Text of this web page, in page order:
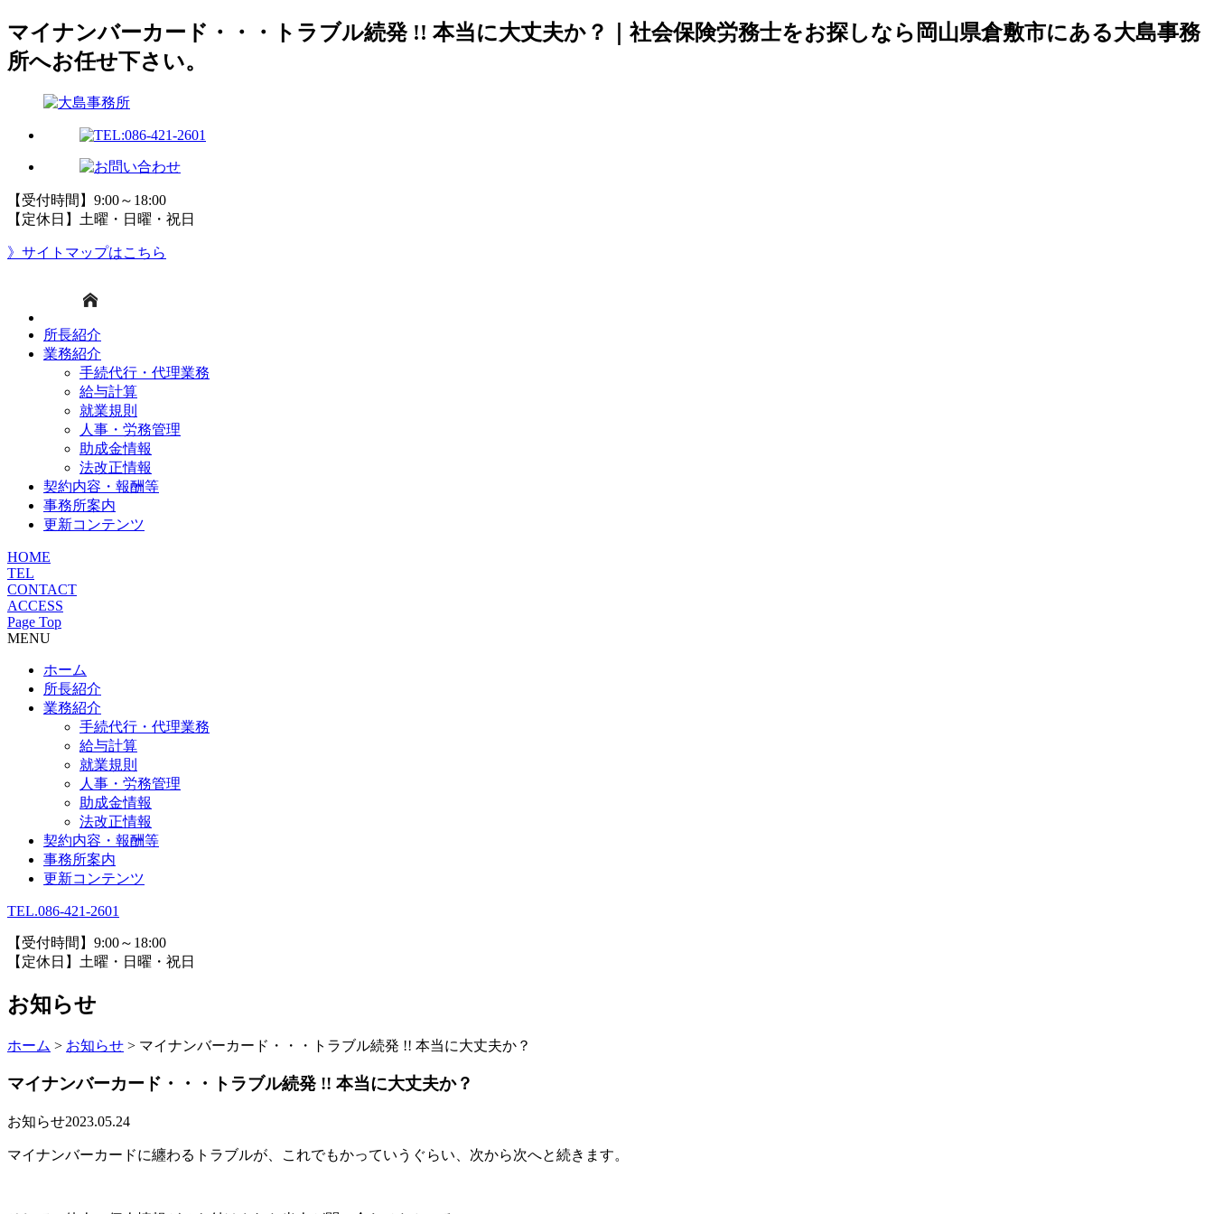
マイナンバーカード・・・トラブル続発 !! 本当に大丈夫か？｜社会保険労務士をお探しなら岡山県倉敷市にある大島事務
所へお任せ下さい。
【受付時間】9:00～18:00
【定休日】土曜・日曜・祝日
》サイトマップはこちら
所長紹介
業務紹介
手続代行・代理業務
給与計算
就業規則
人事・労務管理
助成金情報
法改正情報
契約内容・報酬等
事務所案内
更新コンテンツ
HOME
TEL
CONTACT
ACCESS
Page Top
MENU
ホーム
所長紹介
業務紹介
手続代行・代理業務
給与計算
就業規則
人事・労務管理
助成金情報
法改正情報
契約内容・報酬等
事務所案内
更新コンテンツ
TEL.086-421-2601
【受付時間】9:00～18:00
【定休日】土曜・日曜・祝日
お知らせ
ホーム > お知らせ > マイナンバーカード・・・トラブル続発 !! 本当に大丈夫か？
マイナンバーカード・・・トラブル続発 !! 本当に大丈夫か？
お知らせ2023.05.24
マイナンバーカードに纏わるトラブルが、これでもかっていうぐらい、次から次へと続きます。